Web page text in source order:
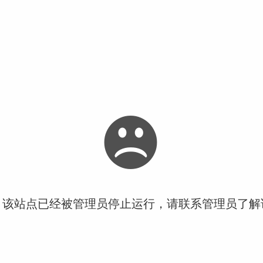
站点已经被管理员停止运行，请联系管理员了